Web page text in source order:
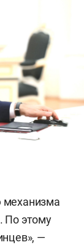
механизма
По этому
—